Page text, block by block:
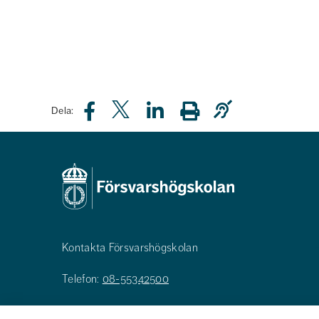
Dela:
Kontakta Försvarshögskolan
Telefon: 08-55342500